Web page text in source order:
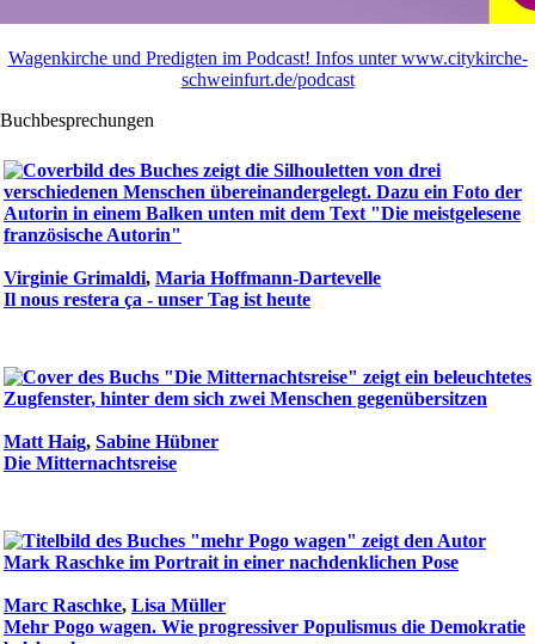
Wagenkirche und Predigten im Podcast! Infos unter www.citykirche-
schweinfurt.de/podcast
Buchbesprechungen
Virginie Grimaldi, Maria Hoffmann-Dartevelle
Il nous restera ça - unser Tag ist heute
Matt Haig, Sabine Hübner
Die Mitternachtsreise
Marc Raschke, Lisa Müller
Mehr Pogo wagen. Wie progressiver Populismus die Demokratie